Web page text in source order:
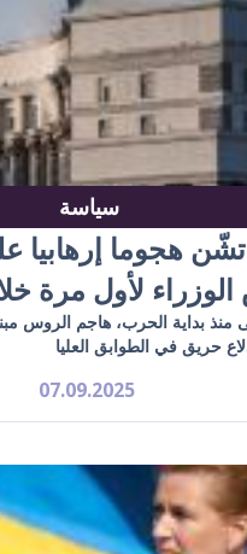
سياسة
هجوما إرهابيا
لأول مرة
منذ بداية الحرب، هاجم الروس
حريق في الطوابق العليا
07.09.2025